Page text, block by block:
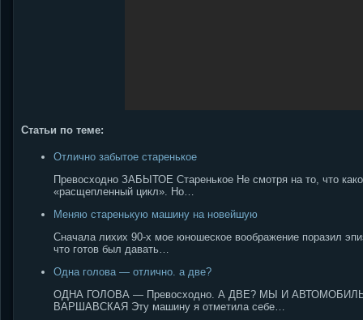
Статьи по теме:
Отлично забытое старенькое
Превосходно ЗАБЫТОЕ Старенькое Не смотря на то, что
«расщепленный цикл». Но…
Меняю старенькую машину на новейшую
Сначала лихих 90-х мое юношеское воображение поразил
что готов был давать…
Одна голова — отлично. а две?
ОДНА ГОЛОВА — Превосходно. А ДВЕ? МЫ И
ВАРШАВСКАЯ Эту машину я отметила себе…